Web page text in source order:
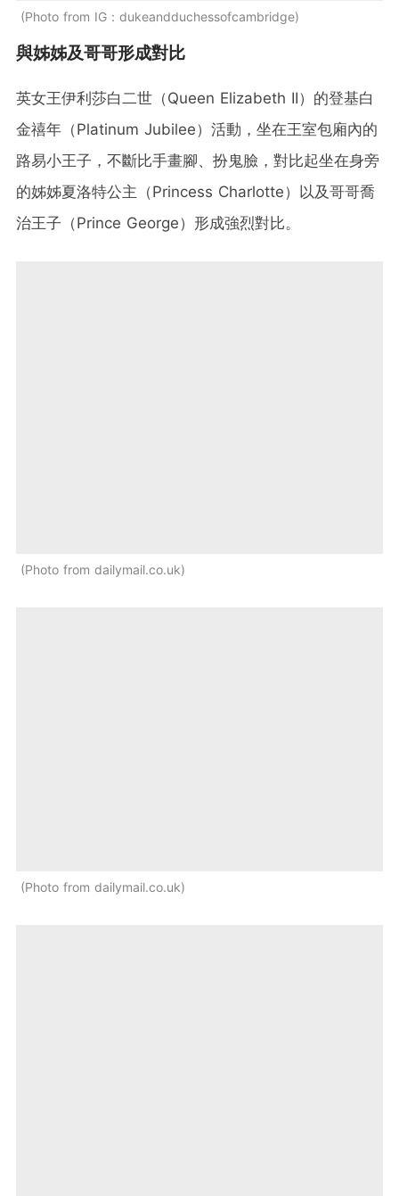
Photo from IG：dukeandduchessofcambridge
與姊姊及哥哥形成對比
英女王伊利莎白二世（Queen Elizabeth II）的登基白
金禧年（Platinum Jubilee）活動，坐在王室包廂內的
路易小王子，不斷比手畫腳、扮鬼臉，對比起坐在身旁
的姊姊夏洛特公主（Princess Charlotte）以及哥哥喬
治王子（Prince George）形成強烈對比。
Photo from dailymail.co.uk
Photo from dailymail.co.uk